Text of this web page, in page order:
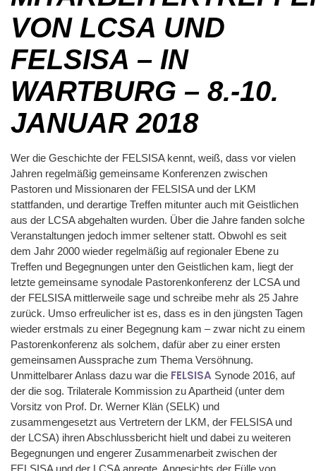
VON LCSA UND
FELSISA – IN
WARTBURG – 8.-10.
JANUAR 2018
Wer die Geschichte der FELSISA kennt, weiß, dass vor vielen
Jahren regelmäßig gemeinsame Konferenzen zwischen
Pastoren und Missionaren der FELSISA und der LKM
stattfanden, und derartige Treffen mitunter auch mit Geistlichen
aus der LCSA abgehalten wurden. Über die Jahre fanden solche
Veranstaltungen jedoch immer seltener statt. Obwohl es seit
dem Jahr 2000 wieder regelmäßig auf regionaler Ebene zu
Treffen und Begegnungen unter den Geistlichen kam, liegt der
letzte gemeinsame synodale Pastorenkonferenz der LCSA und
der FELSISA mittlerweile sage und schreibe mehr als 25 Jahre
zurück. Umso erfreulicher ist es, dass es in den jüngsten Tagen
wieder erstmals zu einer Begegnung kam – zwar nicht zu einem
Pastorenkonferenz als solchem, dafür aber zu einer ersten
gemeinsamen Aussprache zum Thema Versöhnung.
Unmittelbarer Anlass dazu war die FELSISA Synode 2016, auf
der die sog. Trilaterale Kommission zu Apartheid (unter dem
Vorsitz von Prof. Dr. Werner Klän (SELK) und
zusammengesetzt aus Vertretern der LKM, der FELSISA und
der LCSA) ihren Abschlussbericht hielt und dabei zu weiteren
Begegnungen und engerer Zusammenarbeit zwischen der